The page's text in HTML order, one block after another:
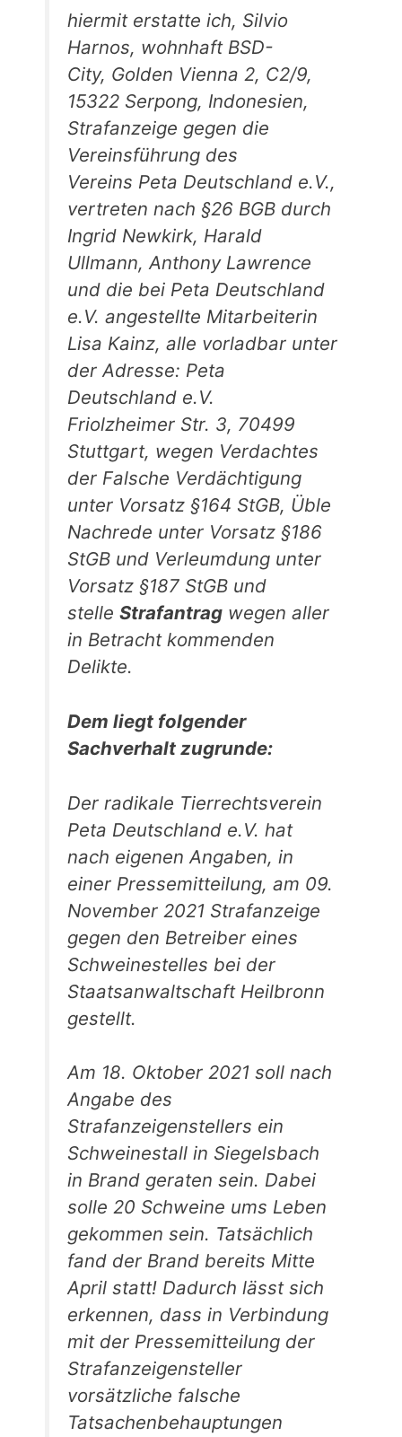
hiermit erstatte ich, Silvio
Harnos, wohnhaft BSD-
City, Golden Vienna 2, C2/9,
15322 Serpong, Indonesien,
Strafanzeige gegen die
Vereinsführung des
Vereins Peta Deutschland e.V.,
vertreten nach §26 BGB durch
Ingrid Newkirk, Harald
Ullmann, Anthony Lawrence
und die bei Peta Deutschland
e.V. angestellte Mitarbeiterin
Lisa Kainz, alle vorladbar unter
der Adresse: Peta
Deutschland e.V.
Friolzheimer Str. 3, 70499
Stuttgart, wegen Verdachtes
der Falsche Verdächtigung
unter Vorsatz §164 StGB, Üble
Nachrede unter Vorsatz §186
StGB und Verleumdung unter
Vorsatz §187 StGB und
stelle Strafantrag wegen aller
in Betracht kommenden
Delikte.
Dem liegt folgender
Sachverhalt zugrunde:
Der radikale Tierrechtsverein
Peta Deutschland e.V. hat
nach eigenen Angaben, in
einer Pressemitteilung, am 09.
November 2021 Strafanzeige
gegen den Betreiber eines
Schweinestelles bei der
Staatsanwaltschaft Heilbronn
gestellt.
Am 18. Oktober 2021 soll nach
Angabe des
Strafanzeigenstellers ein
Schweinestall in Siegelsbach
in Brand geraten sein. Dabei
solle 20 Schweine ums Leben
gekommen sein. Tatsächlich
fand der Brand bereits Mitte
April statt! Dadurch lässt sich
erkennen, dass in Verbindung
mit der Pressemitteilung der
Strafanzeigensteller
vorsätzliche falsche
Tatsachenbehauptungen